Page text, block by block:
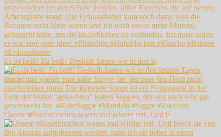
Es ist heiß! Zu heiß! Deshalb hatten wir in den le
Unsere #Sauerkirschen waren mal wieder reif. Und b